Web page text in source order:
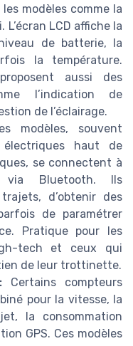
modèles comme la
LCD affiche la
de batterie, la
la température.
aussi des
l’indication de
de l’éclairage.
modèles, souvent
haut de
se connectent à
via Bluetooth. Ils
d’obtenir des
de paramétrer
Pratique pour les
tech et ceux qui
de leur trottinette.
Certains compteurs
pour la vitesse, la
la consommation
GPS. Ces modèles